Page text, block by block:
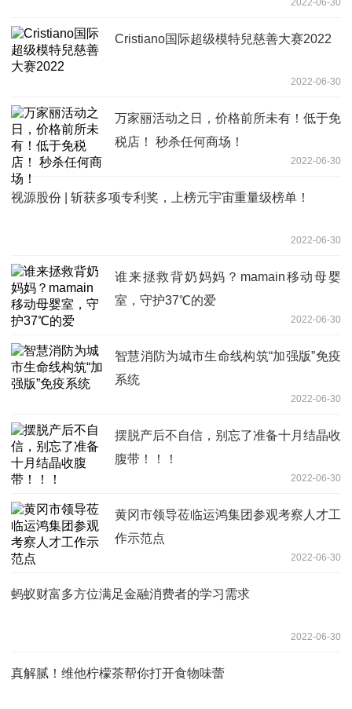
Cristiano国际超级模特兒慈善大赛2022
2022-06-30
万家丽活动之日，价格前所未有！低于免
税店！ 秒杀任何商场！
2022-06-30
视源股份 | 斩获多项专利奖，上榜元宇宙重量级榜单！
2022-06-30
谁来拯救背奶妈妈？mamain移动母婴
室，守护37℃的爱
2022-06-30
智慧消防为城市生命线构筑“加强版”免疫
系统
2022-06-30
摆脱产后不自信，别忘了准备十月结晶收
腹带！！！
2022-06-30
黄冈市领导莅临运鸿集团参观考察人才工
作示范点
2022-06-30
蚂蚁财富多方位满足金融消费者的学习需求
2022-06-30
真解腻！维他柠檬茶帮你打开食物味蕾